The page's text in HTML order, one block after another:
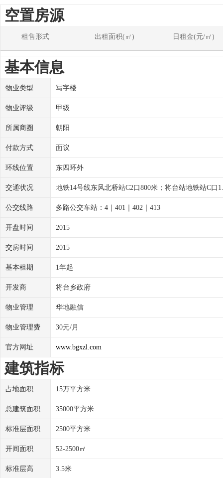
空置房源
租售形式 出租面积(㎡) 日租金(元/㎡)
基本信息
物业类型 写字楼
物业评级 甲级
所属商圈 朝阳
付款方式 面议
环线位置 东四环外
交通状况 地铁14号线东风北桥站C2口800米；将台站地铁站C口
公交线路 多路公交车站：4｜401｜402｜413
开盘时间 2015
交房时间 2015
基本租期 1年起
开发商 将台乡政府
物业管理 华地融信
物业管理费 30元/月
官方网址 www.bgxzl.com
建筑指标
占地面积 15万平方米
总建筑面积 35000平方米
标准层面积 2500平方米
开间面积 52-2500㎡
标准层高 3.5米